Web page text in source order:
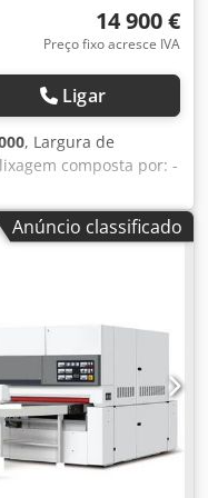
14 900 €
Preço fixo acresce IVA
Ligar
, Largura de
composta por: -
para lixamento
para pó - Mesa de
programável
revisada com
e regulador de
Marca Bütfering
2000 Nº de série
Altura de passagem
para pó de madeira
mm Velocidade de
3,7/7,5+15 kW, 3
via controle
da cinta aprox.
Anúncio classificado